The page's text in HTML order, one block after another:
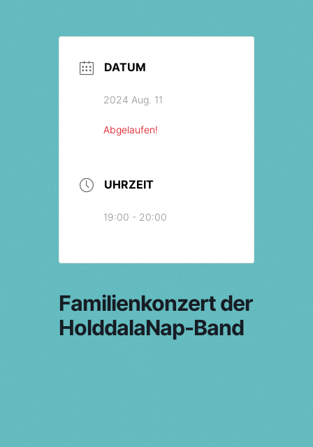
DATUM
2024 Aug. 11
Abgelaufen!
UHRZEIT
19:00 - 20:00
Familienkonzert der
HolddalaNap-Band